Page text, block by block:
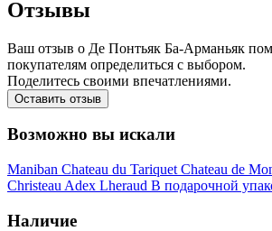
Отзывы
Ваш отзыв о Де Понтьяк Ба-Арманьяк
покупателям определиться с выбором.
Поделитесь своими впечатлениями.
Оставить отзыв
Возможно вы искали
Maniban Chateau du Tariquet Chateau de
Christeau Adex Lheraud В подарочной
Наличие